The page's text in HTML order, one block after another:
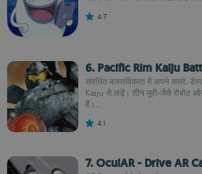
4.7
6. Pacific Rim Kaiju
संवर्धित वास्तविकता में अपने कमरे,
Kaiju से लड़ें। तीन मूवी-जैसे रोबोट
हैं।...
4.1
7. OculAR - Drive AR